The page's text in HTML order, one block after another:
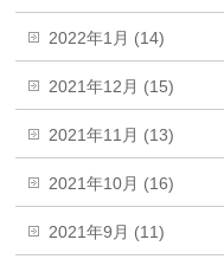
2022年1月 (14)
2021年12月 (15)
2021年11月 (13)
2021年10月 (16)
2021年9月 (11)